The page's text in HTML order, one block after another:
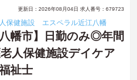
更新日：2026年08月04日 求人番号：679723
保健施設 エスペラル近江八幡
八幡市】日勤のみ◎年間
人保健施設デイケア
祉士